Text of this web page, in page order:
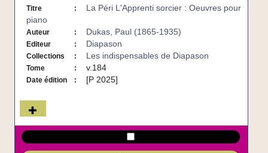
CD
Titre
La Péri L'Apprenti sorcier : Oeuvres pour
piano
Auteur Dukas, Paul (1865-1935)
Editeur Diapason
Collections Les indispensables de Diapason
Tome v.184
Date édition [P 2025]